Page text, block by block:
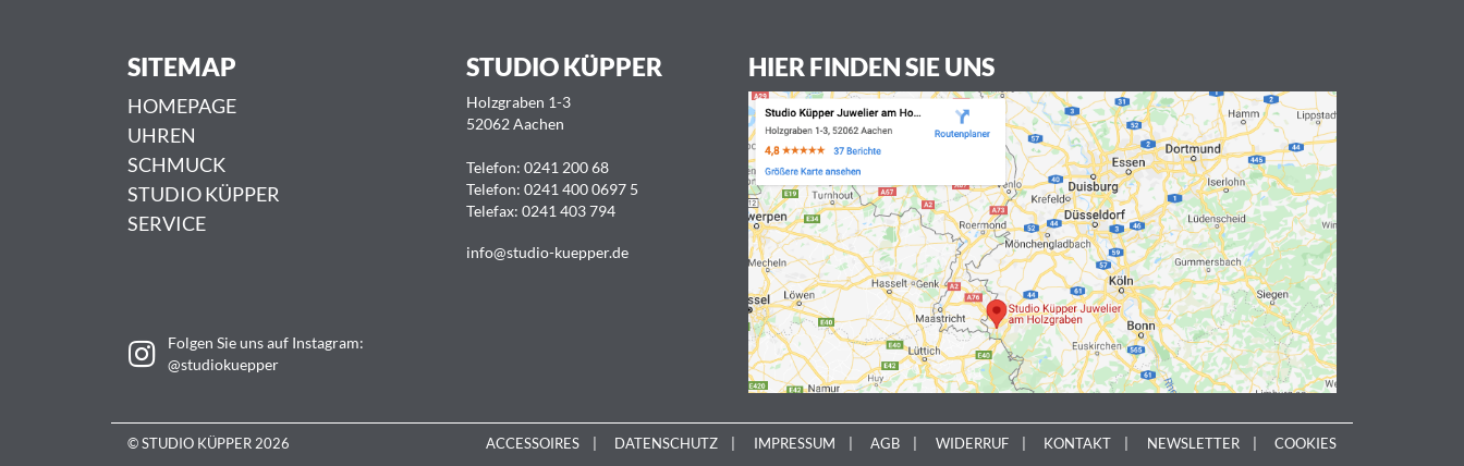
SITEMAP
HOMEPAGE
UHREN
SCHMUCK
STUDIO KÜPPER
SERVICE
STUDIO KÜPPER
Holzgraben 1-3
52062 Aachen
Telefon: 0241 200 68
Telefon: 0241 400 0697 5
Telefax: 0241 403 794
info@studio-kuepper.de
Folgen Sie uns auf Instagram:
@studiokuepper
HIER FINDEN SIE UNS
© STUDIO KÜPPER 2026 ACCESSOIRES DATENSCHUTZ IMPRESSUM AGB WIDERRUF KONTAKT NEWSLETTER COOKIES